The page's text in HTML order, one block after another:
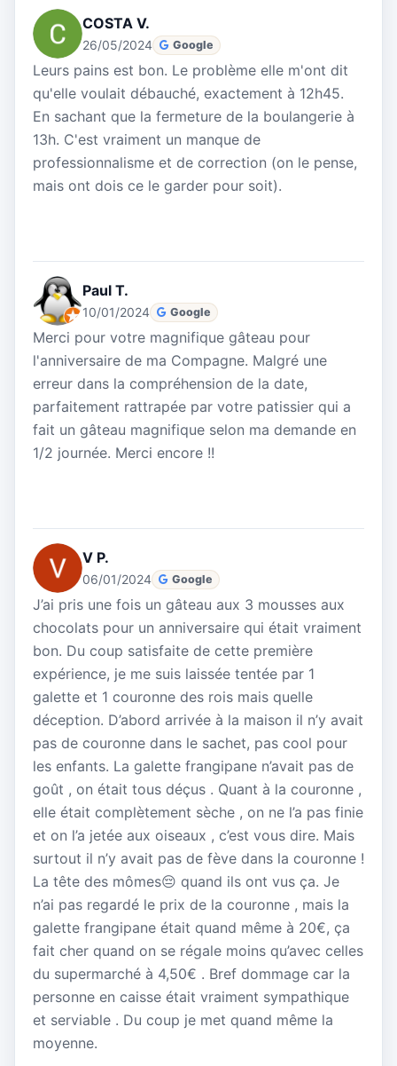
COSTA V.
26/05/2024 Google
Leurs pains est bon. Le problème elle m'ont dit
qu'elle voulait débauché, exactement à 12h45.
En sachant que la fermeture de la boulangerie à
13h. C'est vraiment un manque de
professionnalisme et de correction (on le pense,
mais ont dois ce le garder pour soit).
Paul T.
10/01/2024 Google
Merci pour votre magnifique gâteau pour
l'anniversaire de ma Compagne. Malgré une
erreur dans la compréhension de la date,
parfaitement rattrapée par votre patissier qui a
fait un gâteau magnifique selon ma demande en
1/2 journée. Merci encore !!
V P.
06/01/2024 Google
J’ai pris une fois un gâteau aux 3 mousses aux
chocolats pour un anniversaire qui était vraiment
bon. Du coup satisfaite de cette première
expérience, je me suis laissée tentée par 1
galette et 1 couronne des rois mais quelle
déception. D’abord arrivée à la maison il n’y avait
pas de couronne dans le sachet, pas cool pour
les enfants. La galette frangipane n’avait pas de
goût , on était tous déçus . Quant à la couronne ,
elle était complètement sèche , on ne l’a pas finie
et on l’a jetée aux oiseaux , c’est vous dire. Mais
surtout il n’y avait pas de fève dans la couronne !
La tête des mômes😔 quand ils ont vus ça. Je
n’ai pas regardé le prix de la couronne , mais la
galette frangipane était quand même à 20€, ça
fait cher quand on se régale moins qu’avec celles
du supermarché à 4,50€ . Bref dommage car la
personne en caisse était vraiment sympathique
et serviable . Du coup je met quand même la
moyenne.